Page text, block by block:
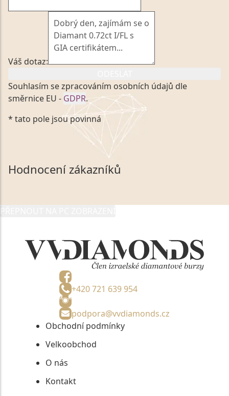
Váš dotaz:
Souhlasím se zpracováním osobních údajů dle
směrnice EU - GDPR.
Kliknutím na výše uvedený odkaz, v souladu se
zákonem č. 101/2000 Sb. v platném znění výslovně
souhlasím se zpracováním a uchováním veškerých
mých osobních údajů, které poskytuji prostřednictvím
společnosti VVDiamonds s.r.o., IČO: 05892481. Tyto
údaje poskytuji společnosti VVDiamonds s.r.o., IČO:
* tato pole jsou povinná
Hodnocení zákazníků
+420 721 639 954
podpora@vvdiamonds.cz
Obchodní podmínky
Velkoobchod
O nás
Kontakt